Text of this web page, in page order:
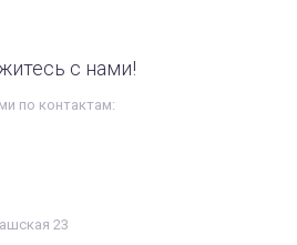
с нами!
по контактам:
23